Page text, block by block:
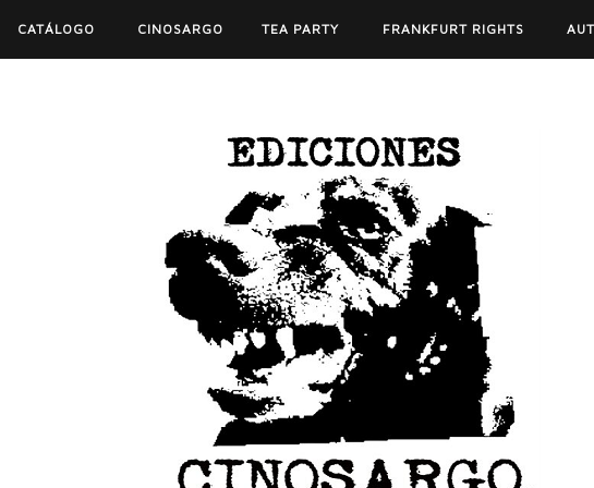
CATÁLOGO CINOSARGO TEA PARTY FRANKFURT RIGHTS